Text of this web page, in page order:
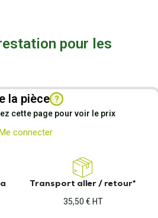
pour les
la pièce ?
cette page pour voir le prix
connecter
Transport aller / retour*
35,50 € HT